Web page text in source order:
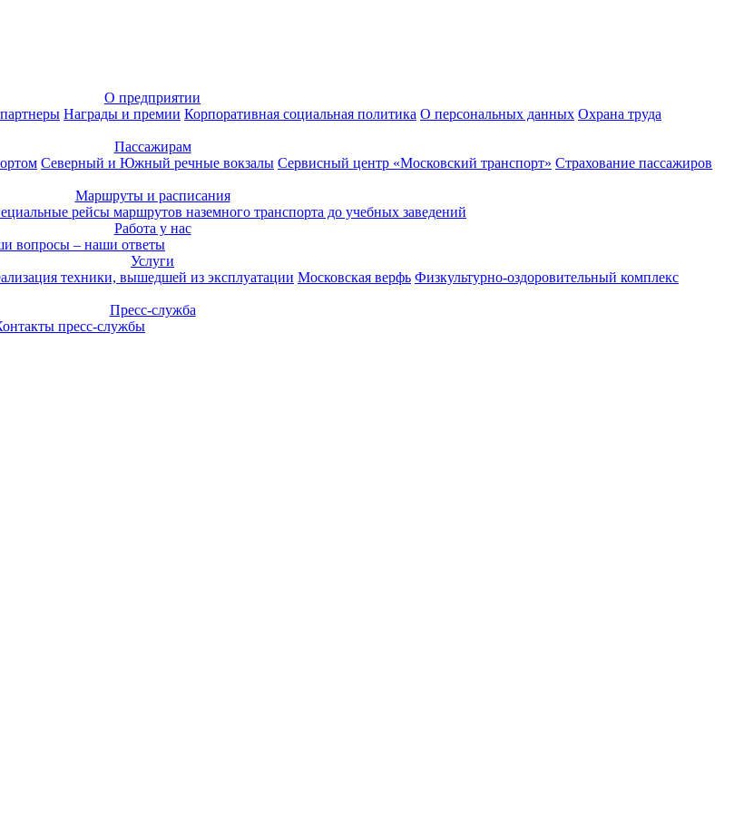
О предприятии
Награды и премии Корпоративная социальная политика О персональных данных Охрана труда
Пассажирам
Северный и Южный речные вокзалы Сервисный центр «Московский транспорт» Страхование пассажиров
Маршруты и расписания
рейсы маршрутов наземного транспорта до учебных заведений
Работа у нас
вопросы – наши ответы
Услуги
техники, вышедшей из эксплуатации Московская верфь Физкультурно-оздоровительный комплекс
Пресс-служба
пресс-службы